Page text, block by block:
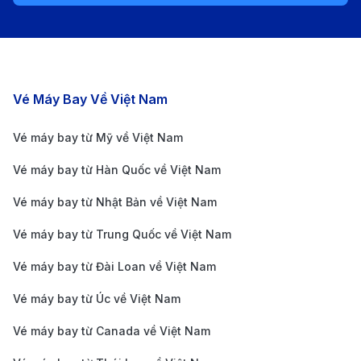
sân bay đến các quận trung tâm, phù hợp cho
chi phí.
Xe đưa đón khách sạn: Một số khách sạn lớn tại
Thâm Quyến cung cấp dịch vụ xe đưa đón tận nơi,
giúp du khách có hành trình thuận tiện và thoải
Giá vé máy bay từ Cần Thơ đi Thâm
Quyến
Giá vé trung bình
Các chặng bay nổi bật
Vé Máy Bay Về Việt Nam
Vé máy bay từ Mỹ về Việt Nam
Vé máy bay từ Hàn Quốc về Việt Nam
Vé máy bay từ Nhật Bản về Việt Nam
Vé máy bay từ Trung Quốc về Việt Nam
Vé máy bay từ Đài Loan về Việt Nam
Vé máy bay từ Úc về Việt Nam
Vé máy bay từ Canada về Việt Nam